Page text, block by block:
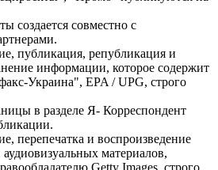
создается совместно с
публикация, републикация и
информации, которое содержит
Украина", EPA / UPG, строго
в разделе Я- Корреспондент
перепечатка и воспроизведение
материалов,